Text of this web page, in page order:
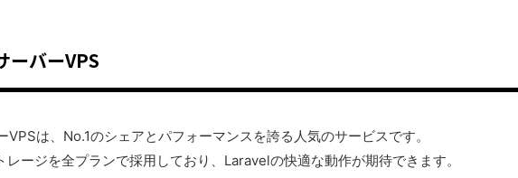
ーバーVPS
VPSは、No.1のシェアとパフォーマンスを誇る人気のサービスです。
ージを全プランで採用しており、Laravelの快適な動作が期待できます。